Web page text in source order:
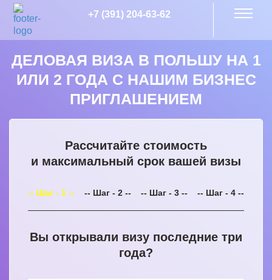
+7 (391) 204-63-62
ДЕЛОВАЯ ВИЗА В ПОЛЬШУ НА 1
ИЛИ 2 ГОДА С НАШИМ БИЗНЕС
ПРИГЛАШЕНИЕМ
Рассчитайте стоимость
и максимальный срок вашей визы
-- Шаг - 1 -- -- Шаг - 2 -- -- Шаг - 3 -- -- Шаг - 4 --
Вы открывали визу последние три
года?